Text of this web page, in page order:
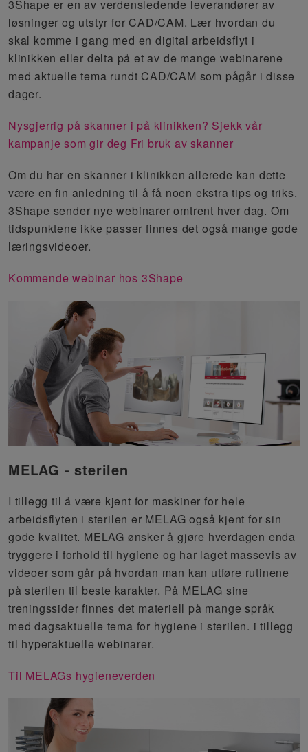
3Shape er en av verdensledende leverandører av
løsninger og utstyr for CAD/CAM. Lær hvordan du
skal komme i gang med en digital arbeidsflyt i
klinikken eller delta på et av de mange webinarene
med aktuelle tema rundt CAD/CAM som pågår i disse
dager.
Nysgjerrig på skanner i på klinikken? Sjekk vår
kampanje som gir deg Fri bruk av skanner
Om du har en skanner i klinikken allerede kan dette
være en fin anledning til å få noen ekstra tips og triks.
3Shape sender nye webinarer omtrent hver dag. Om
tidspunktene ikke passer finnes det også mange gode
læringsvideoer.
Kommende webinar hos 3Shape
MELAG - sterilen
I tillegg til å være kjent for maskiner for hele
arbeidsflyten i sterilen er MELAG også kjent for sin
gode kvalitet. MELAG ønsker å gjøre hverdagen enda
tryggere i forhold til hygiene og har laget massevis av
videoer som går på hvordan man kan utføre rutinene
på sterilen til beste karakter. På MELAG sine
treningssider finnes det materiell på mange språk
med dagsaktuelle tema for hygiene i sterilen. i tillegg
til hyperaktuelle webinarer.
Til MELAGs hygieneverden